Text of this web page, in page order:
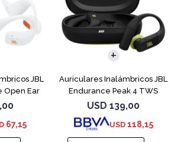
JBL
Open Ear
67,15
Auriculares Inalámbricos JBL
Endurance Peak 4 TWS
Negro
USD 139,00
USD 118,15